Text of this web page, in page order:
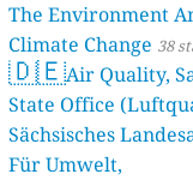
The Environment
Climate Change 38
🇩🇪Air Quality,
State Office
Sächsisches
Für Umwelt,